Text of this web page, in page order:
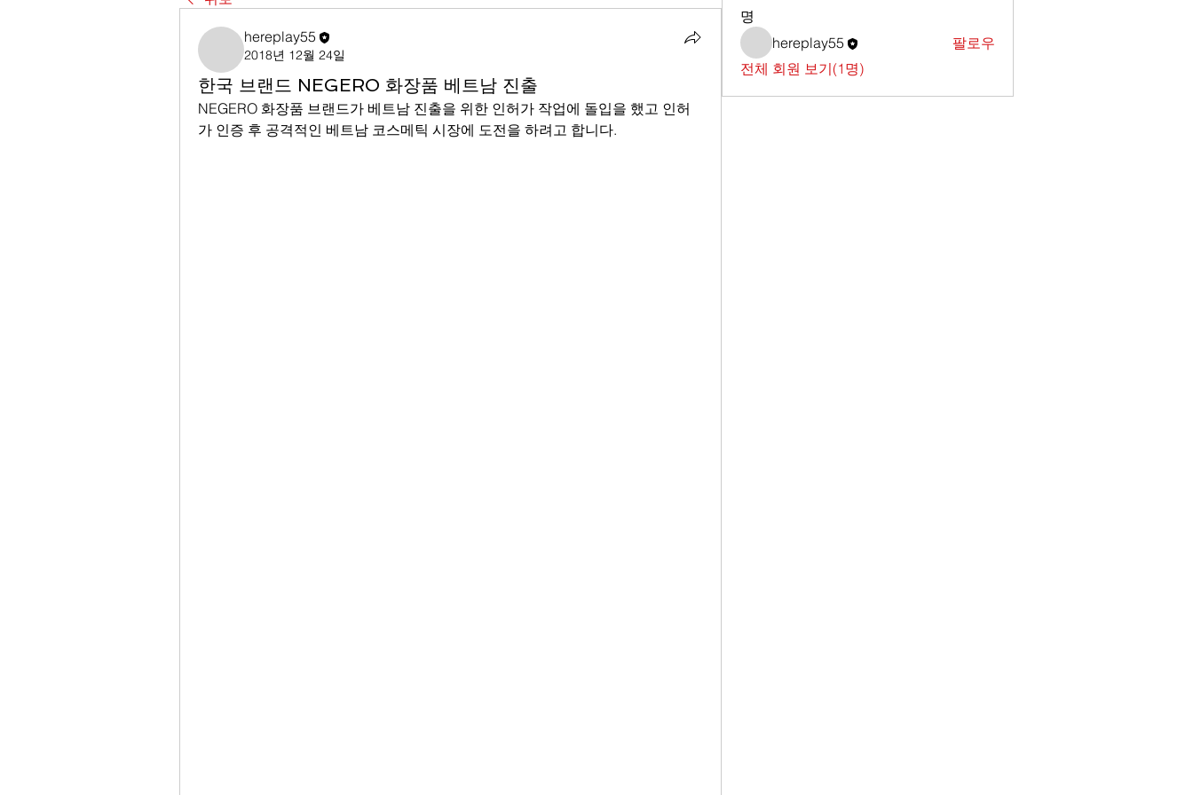
hereplay55
2018년 12월 24일
한국 브랜드 NEGERO 화장품 베트남 진출
NEGERO 화장품 브랜드가 베트남 진출을 위한 인허가 작업에 돌입을 했고 인허
가 인증 후 공격적인 베트남 코스메틱 시장에 도전을 하려고 합니다.
명
hereplay55
팔로우
전체 회원 보기(1명)